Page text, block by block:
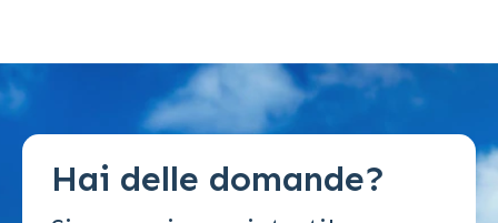
Hai delle domande?